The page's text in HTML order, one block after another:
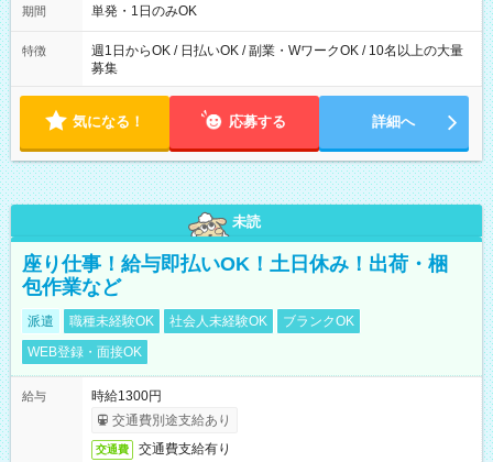
期間 単発・1日のみOK
特徴
週1日からOK / 日払いOK / 副業・WワークOK / 10名以上の大量
募集
気になる！ 応募する 詳細へ
未読
座り仕事！給与即払いOK！土日休み！出荷・梱
包作業など
派遣 職種未経験OK 社会人未経験OK
ブランクOK
WEB登録・面接OK
給与
時給1300円
交通費別途支給あり
交通費 交通費支給有り